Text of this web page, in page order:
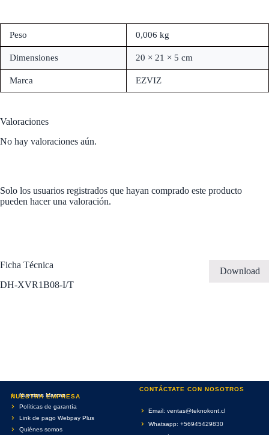
Peso 0,006 kg
Dimensiones 20 × 21 × 5 cm
Marca EZVIZ
Valoraciones
No hay valoraciones aún.
Solo los usuarios registrados que hayan comprado este producto
pueden hacer una valoración.
Ficha Técnica
Download
DH-XVR1B08-I/T
NUESTRA EMPRESA
Nuestras Marcas
Políticas de garantía
Link de pago Webpay Plus
Quiénes somos
CONTÁCTATE CON NOSOTROS
Email: ventas@teknokont.cl
Whatsapp: +56945429830